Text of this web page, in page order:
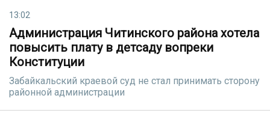
13:02
Администрация Читинского района хотела
повысить плату в детсаду вопреки
Конституции
Забайкальский краевой суд не стал принимать сторону
районной администрации